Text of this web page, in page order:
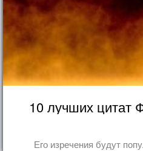
10 лучших цитат
Его изречения будут